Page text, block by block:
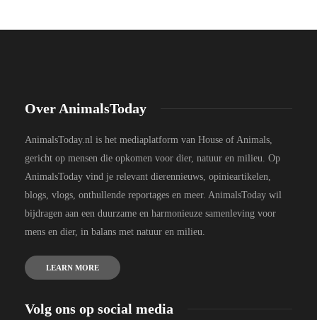
Over AnimalsToday
AnimalsToday.nl is het mediaplatform van House of Animals,
gericht op mensen die opkomen voor dier, natuur en milieu. Op
AnimalsToday vind je relevant dierennieuws, opinieartikelen,
blogs, vlogs, onthullende reportages en meer. AnimalsToday wil
bijdragen aan een duurzame en harmonieuze samenleving voor
mens en dier, in balans met natuur en milieu.
LEARN MORE
Volg ons op social media